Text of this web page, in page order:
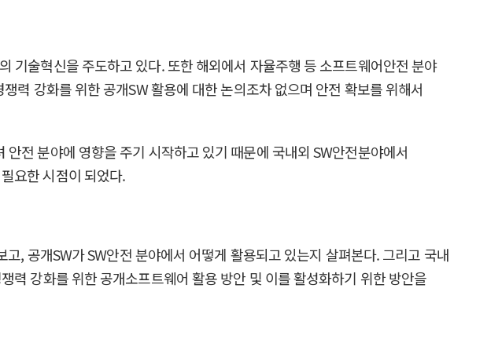
기술혁신을 주도하고 있다. 또한 해외에서 자율주행 등 소프트웨어안전 분야
력 강화를 위한 공개SW 활용에 대한 논의조차 없으며 안전 확보를 위해서
전 분야에 영향을 주기 시작하고 있기 때문에 국내외 SW안전분야에서
요한 시점이 되었다.
, 공개SW가 SW안전 분야에서 어떻게 활용되고 있는지 살펴본다. 그리고 국내
력 강화를 위한 공개소프트웨어 활용 방안 및 이를 활성화하기 위한 방안을